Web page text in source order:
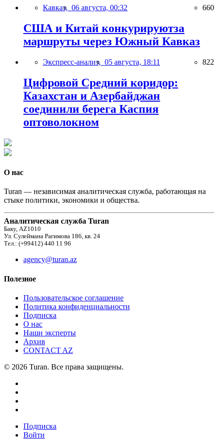
Кавказ, 06 августа, 00:32 660
США и Китай конкурируютза
маршруты через Южный Кавказ
Экспресс-анализ, 05 августа, 18:11 822
Цифровой Средний коридор:
Казахстан и Азербайджан
соединили берега Каспия
оптоволокном
О нас
Turan — независимая аналитическая служба, работающая на
стыке политики, экономики и общества.
Аналитическая служба Turan
Баку, AZ1010
Ул. Сулеймана Рагимова 186, кв. 24
Тел.: (+99412) 440 11 96
agency@turan.az
Полезное
Пользовательское соглашение
Политика конфиденциальности
Подписка
О нас
Наши эксперты
Архив
CONTACT AZ
© 2026 Turan. Все права защищены.
Подписка
Войти